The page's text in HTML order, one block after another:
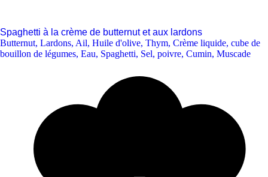
Spaghetti à la crème de butternut et aux lardons
Butternut, Lardons, Ail, Huile d'olive, Thym, Crème liquide, cube de
bouillon de légumes, Eau, Spaghetti, Sel, poivre, Cumin, Muscade